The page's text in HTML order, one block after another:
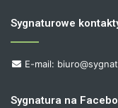
Sygnaturowe
E-mail:
Sygnatura na